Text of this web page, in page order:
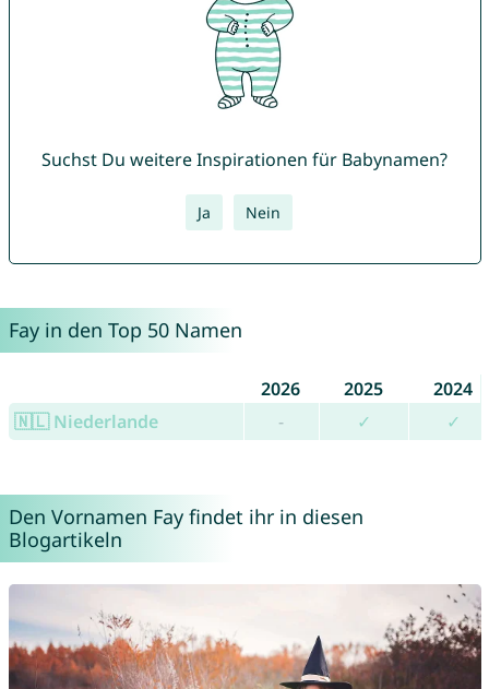
Suchst Du weitere Inspirationen für Babynamen?
Ja Nein
Fay in den Top 50 Namen
2026 2025
2024
🇳🇱 Niederlande
- ✓ ✓
Den Vornamen Fay findet ihr in diesen
Blogartikeln